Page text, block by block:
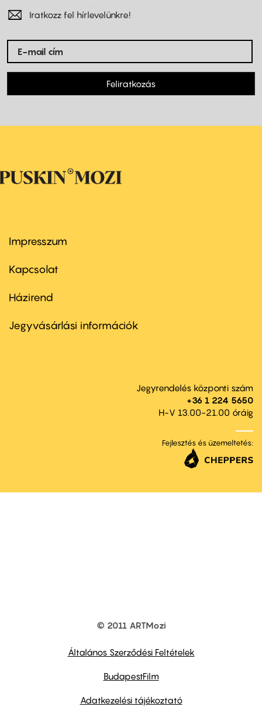
Iratkozz fel hírlevelünkre!
Feliratkozás
Footer
first
Impresszum
Kapcsolat
Footer
second
Házirend
Jegyvásárlási információk
Jegyrendelés központi szám
+36 1 224 5650
H-V 13.00-21.00 óráig
Fejlesztés és üzemeltetés:
© 2011 ARTMozi
Általános Szerződési Feltételek
BudapestFilm
Adatkezelési tájékoztató